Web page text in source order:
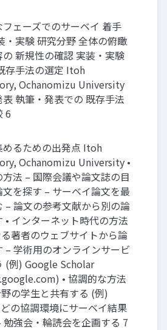
フェーズでのサーベイ 着手
・実験 研究分野 全体の俯瞰
新規性の確認 実装・実験
存手法の選定 Itoh
Ochanomizu University
執筆・発表での 既存手法
6
めるための出発点 Itoh
Ochanomizu University •
法 – 国際会議や論文誌の目
を探す – サーベイ論文を最
– 論文の参考文献から別の論
• インターネット時代の方法
著者のウェブサイトから論
– 学術用のオンラインサービ
(例) Google Scholar
• 協調的な方法
の学生と共有する (例)
の協調環境にサーベイ結果
勉強会・輪読会を企画する 7